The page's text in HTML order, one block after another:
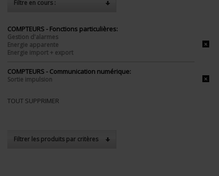
Filtre en cours :
COMPTEURS - Fonctions particulières:
Gestion d'alarmes
Energie apparente
Energie import + export
COMPTEURS - Communication numérique:
Sortie impulsion
TOUT SUPPRIMER
Filtrer les produits par critères